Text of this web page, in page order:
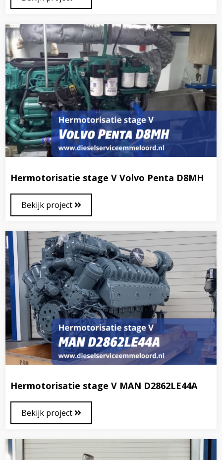
Hermotorisatie stage V Volvo Penta D8MH
Bekijk project
Hermotorisatie stage V MAN D2862LE44A
Bekijk project